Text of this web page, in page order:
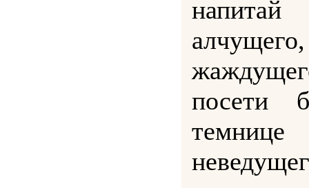
посети
темнице